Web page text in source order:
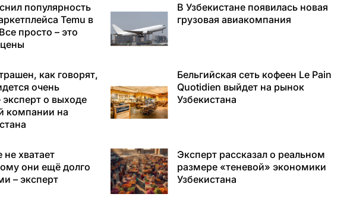
популярность
Temu в
просто – это
В Узбекистане появилась новая
грузовая авиакомпания
как говорят,
очень
эксперт о выходе
компании на
Бельгийская сеть кофеен Le Pain
Quotidien выйдет на рынок
Узбекистана
не хватает
они ещё долго
– эксперт
Эксперт рассказал о реальном
размере «теневой» экономики
Узбекистана